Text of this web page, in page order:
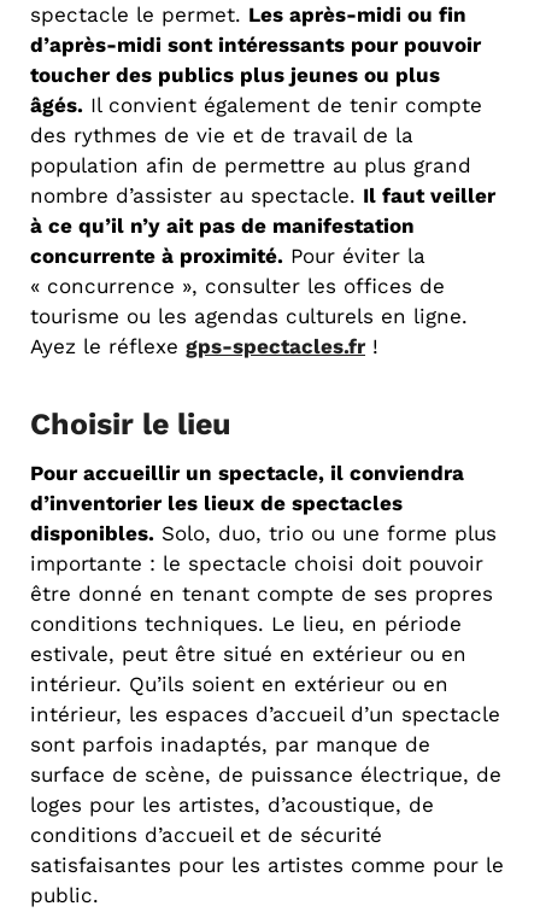
spectacle le permet. Les après-midi ou fin
d’après-midi sont intéressants pour pouvoir
toucher des publics plus jeunes ou plus
âgés. Il convient également de tenir compte
des rythmes de vie et de travail de la
population afin de permettre au plus grand
nombre d’assister au spectacle. Il faut veiller
à ce qu’il n’y ait pas de manifestation
concurrente à proximité. Pour éviter la
« concurrence », consulter les offices de
tourisme ou les agendas culturels en ligne.
Ayez le réflexe gps-spectacles.fr !
Choisir le lieu
Pour accueillir un spectacle, il conviendra
d’inventorier les lieux de spectacles
disponibles. Solo, duo, trio ou une forme plus
importante : le spectacle choisi doit pouvoir
être donné en tenant compte de ses propres
conditions techniques. Le lieu, en période
estivale, peut être situé en extérieur ou en
intérieur. Qu’ils soient en extérieur ou en
intérieur, les espaces d’accueil d’un spectacle
sont parfois inadaptés, par manque de
surface de scène, de puissance électrique, de
loges pour les artistes, d’acoustique, de
conditions d’accueil et de sécurité
satisfaisantes pour les artistes comme pour le
public.